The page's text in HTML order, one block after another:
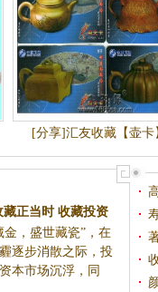
[分享]汇友收藏【壶卡
藏正当时 收藏投资
品质量(图)
金，盛世藏瓷”，在
逐步消散之际，投
本市场沉浮，同
(
(